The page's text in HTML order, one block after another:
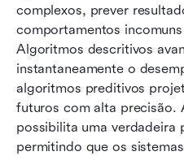
complexos, prever
comportamentos
Algoritmos descritivos
instantaneamente o
algoritmos preditivos
futuros com alta precisão.
possibilita uma verdadeira
permitindo que os